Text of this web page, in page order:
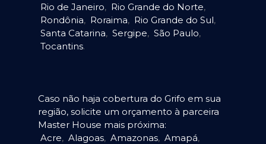
Rio de Janeiro, Rio Grande do Norte,
Rondônia, Roraima, Rio Grande do Sul,
Santa Catarina, Sergipe, São Paulo,
Tocantins.
Caso não haja cobertura do Grifo em sua
região, solicite um orçamento à parceira
Master House mais próxima:
Acre, Alagoas, Amazonas, Amapá,